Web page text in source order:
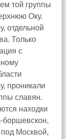
той группы
Оку.
отдельной
Только
с
проникали
славян.
находки
боршевскон,
Москвой,